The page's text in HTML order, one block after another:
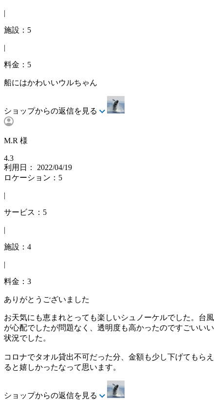
|
施設：5
|
料金：5
船にはかわいいウルちゃん
ショップからの返信を見る
M.R 様
4.3
利用日： 2022/04/19
ロケーション：5
|
サービス：5
|
施設：4
|
料金：3
ありがとうございました
お天気にも恵まれとっても楽しいシュノーケルでした。台風
が心配でしたが問題なく、透明度も高かったのですごいいい
状況でした。
コロナでタオル貸出不可だった分、金額も少し下げてもらえ
ると嬉しかったなって思います。
ショップからの返信を見る